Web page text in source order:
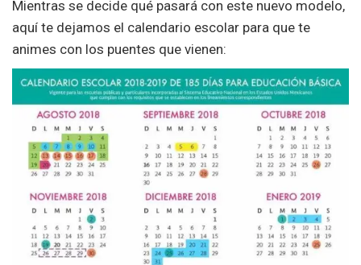
Mientras se decide qué pasará con este nuevo modelo,
aquí te dejamos el calendario escolar para que te
animes con los puentes que vienen: